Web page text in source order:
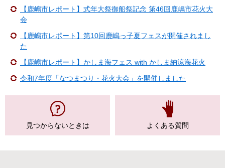
【鹿嶋市レポート】式年大祭御船祭記念 第46回鹿嶋市花火大
会
【鹿嶋市レポート】第10回鹿嶋っ子夏フェスが開催されまし
た
【鹿嶋市レポート】かしま海フェス with かしま納涼海花火
令和7年度「なつまつり・花火大会」を開催しました
見つからないときは よくある質問